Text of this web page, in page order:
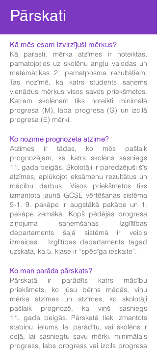
Pārskati
Kā mēs esam izvirzījuši mērķus?
Kā parasti, mērķa atzīmes ir noteiktas,
pamatojoties uz skolēnu angļu valodas un
matemātikas 2. pamatposma rezultātiem.
Tas nozīmē, ka katrs students saņems
vienādus mērķus visos savos priekšmetos.
Katram skolēnam tiks noteikti minimālā
progresa (M), laba progresa (G) un izcilā
progresa (E) mērķi.
Ko nozīmē prognozētā atzīme?
Atzīmes ir tādas, ko mēs pašlaik
prognozējam, ka katrs skolēns sasniegs
11. gada beigās. Skolotāji ir paredzējuši šīs
atzīmes, aplūkojot eksāmenu rezultātus un
mācību darbus. Visos priekšmetos tiks
izmantota jaunā GCSE vērtēšanas sistēma
9-1. 9. pakāpe ir augstākā pakāpe un 1.
pakāpe zemākā. Kopš pēdējās progresa
ziņojuma saņemšanas Izglītības
departaments šajā sistēmā ir veicis
izmaiņas. Izglītības departaments tagad
uzskata, ka 5. klase ir “spēcīga ieskaite”.
Ko man parāda pārskats?
Pārskatā ir parādīts katrs mācību
priekšmets, ko jūsu bērns mācās, viņu
mērķa atzīmes un atzīmes, ko skolotāji
pašlaik prognozē, ka viņš sasniegs
11. gada beigās. Pārskatā tiek izmantots
stabiņu lielums, lai parādītu, vai skolēns ir
ceļā, lai sasniegtu savu mērķi. minimālais
progress, labs progress vai izcils progresa